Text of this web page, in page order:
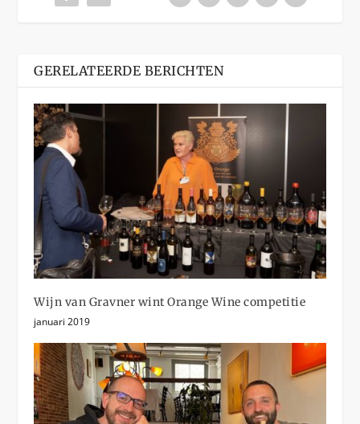
GERELATEERDE BERICHTEN
Wijn van Gravner wint Orange Wine competitie
januari 2019